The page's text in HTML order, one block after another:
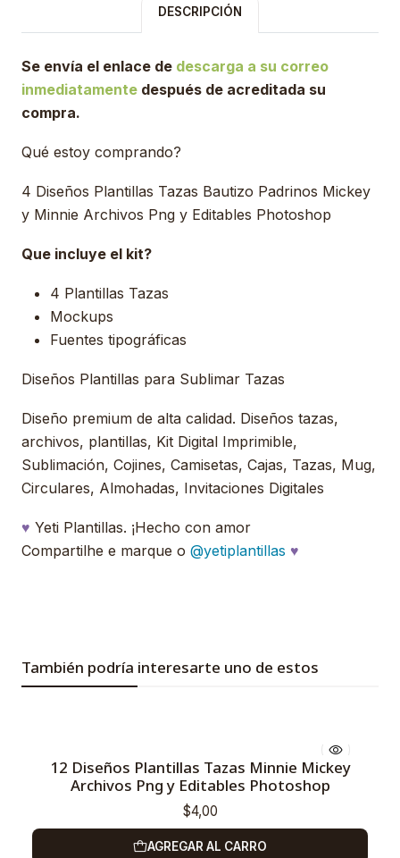
DESCRIPCIÓN
Se envía el enlace de descarga a su correo
inmediatamente después de acreditada su
compra.
Qué estoy comprando?
4 Diseños Plantillas Tazas Bautizo Padrinos Mickey
y Minnie Archivos Png y Editables Photoshop
Que incluye el kit?
4 Plantillas Tazas
Mockups
Fuentes tipográficas
Diseños Plantillas para Sublimar Tazas
Diseño premium de alta calidad. Diseños tazas,
archivos, plantillas, Kit Digital Imprimible,
Sublimación, Cojines, Camisetas, Cajas, Tazas, Mug,
Circulares, Almohadas, Invitaciones Digitales
♥ Yeti Plantillas. ¡Hecho con amor
Compartilhe e marque o @yetiplantillas ♥
También podría interesarte uno de estos
12 Diseños Plantillas Tazas Minnie Mickey
Archivos Png y Editables Photoshop
$4,00
AGREGAR AL CARRO